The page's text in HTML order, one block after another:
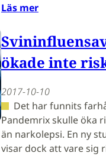
Läs mer
ökade inte
2017-10-10
Det har funnits
Pandemrix skulle öka
än narkolepsi. En ny
visar dock att vare